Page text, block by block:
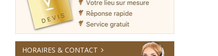
HORAIRES & CONTACT